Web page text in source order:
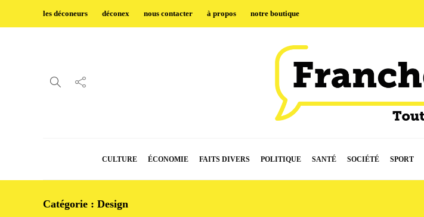
les déconeurs déconex nous contacter à propos notre boutique
CULTURE ÉCONOMIE FAITS DIVERS POLITIQUE SANTÉ SOCIÉTÉ SPORT
Catégorie : Design